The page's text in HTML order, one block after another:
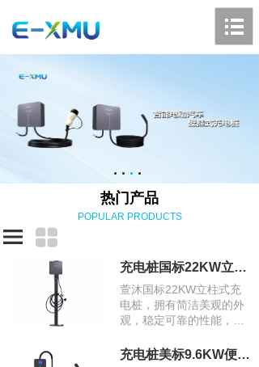
热门产品
POPULAR PRODUCTS
充电桩国标22KW立柱式充电桩
萱沐国标22KW立柱式充
电桩，拥有简洁美观的外
观，稳定可靠的性能，高
的管理和良好的兼容性，充电桩美标9.6KW便携式充电桩